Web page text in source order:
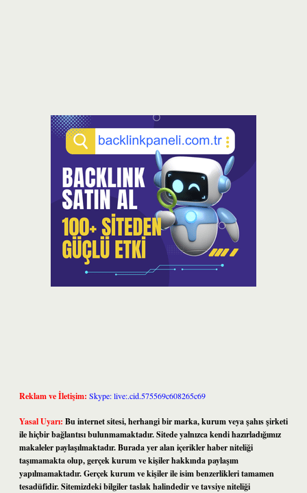
Reklam ve İletişim: Skype: live:.cid.575569c608265c69
Yasal Uyarı: Bu internet sitesi, herhangi bir marka, kurum veya şahıs şirketi
ile hiçbir bağlantısı bulunmamaktadır. Sitede yalnızca kendi hazırladığımız
makaleler paylaşılmaktadır. Burada yer alan içerikler haber niteliği
taşımamakta olup, gerçek kurum ve kişiler hakkında paylaşım
yapılmamaktadır. Gerçek kurum ve kişiler ile isim benzerlikleri tamamen
tesadüfidir. Sitemizdeki bilgiler taslak halindedir ve tavsiye niteliği